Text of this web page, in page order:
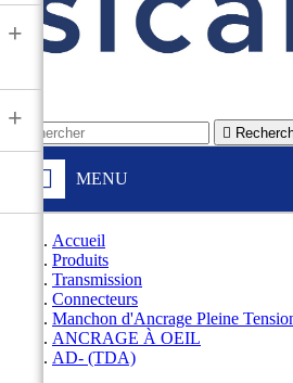

MENU
+
+
Accueil
Produits
Transmission
Connecteurs
Manchon d'Ancrage Pleine
ANCRAGE À OEIL
AD- (TDA)